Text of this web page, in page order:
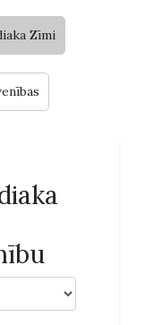
Zīmi